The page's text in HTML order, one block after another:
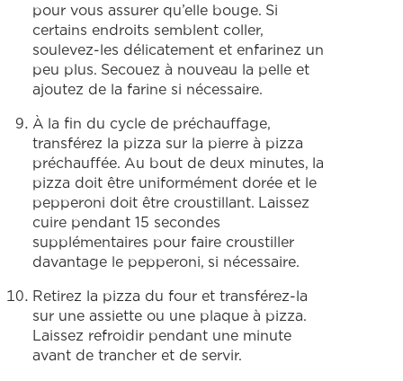
pour vous assurer qu’elle bouge. Si
certains endroits semblent coller,
soulevez-les délicatement et enfarinez un
peu plus. Secouez à nouveau la pelle et
ajoutez de la farine si nécessaire.
À la fin du cycle de préchauffage,
transférez la pizza sur la pierre à pizza
préchauffée. Au bout de deux minutes, la
pizza doit être uniformément dorée et le
pepperoni doit être croustillant. Laissez
cuire pendant 15 secondes
supplémentaires pour faire croustiller
davantage le pepperoni, si nécessaire.
Retirez la pizza du four et transférez-la
sur une assiette ou une plaque à pizza.
Laissez refroidir pendant une minute
avant de trancher et de servir.